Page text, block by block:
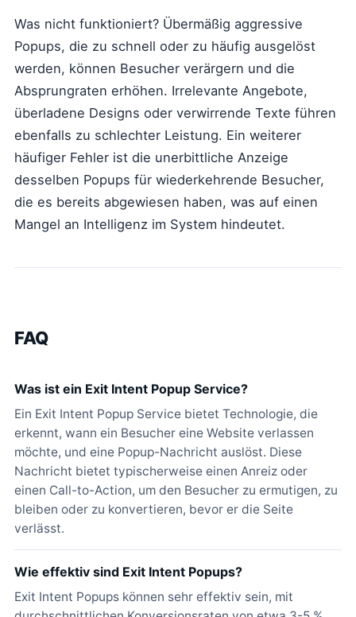
Was nicht funktioniert? Übermäßig aggressive
Popups, die zu schnell oder zu häufig ausgelöst
werden, können Besucher verärgern und die
Absprungraten erhöhen. Irrelevante Angebote,
überladene Designs oder verwirrende Texte führen
ebenfalls zu schlechter Leistung. Ein weiterer
häufiger Fehler ist die unerbittliche Anzeige
desselben Popups für wiederkehrende Besucher,
die es bereits abgewiesen haben, was auf einen
Mangel an Intelligenz im System hindeutet.
FAQ
Was ist ein Exit Intent Popup Service?
Ein Exit Intent Popup Service bietet Technologie, die
erkennt, wann ein Besucher eine Website verlassen
möchte, und eine Popup-Nachricht auslöst. Diese
Nachricht bietet typischerweise einen Anreiz oder
einen Call-to-Action, um den Besucher zu ermutigen, zu
bleiben oder zu konvertieren, bevor er die Seite
verlässt.
Wie effektiv sind Exit Intent Popups?
Exit Intent Popups können sehr effektiv sein, mit